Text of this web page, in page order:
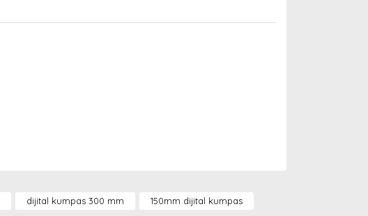
dijital kumpas 300 mm
150mm dijital kumpas